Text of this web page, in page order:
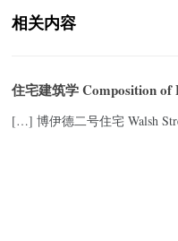
相关内容
住宅建筑学 Composition of
[…] 博伊德二号住宅 Walsh